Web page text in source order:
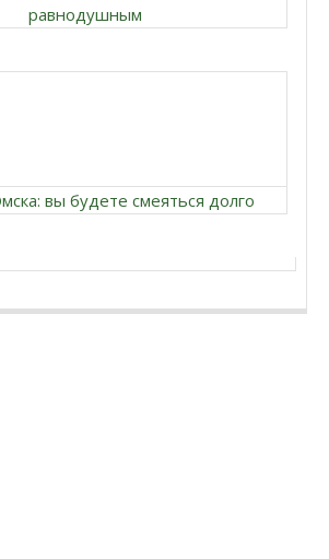
равнодушным
вы будете смеяться долго